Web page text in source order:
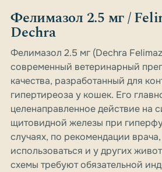
Фелимазол 2.5 мг /
Dechra
Фелимазол 2.5 мг (Dechra
современный ветеринарный
качества, разработанный для
гипертиреоза у кошек. Его
целенаправленное действие на
щитовидной железы при
случаях, по рекомендации
использоваться и у других
схемы требуют обязательной